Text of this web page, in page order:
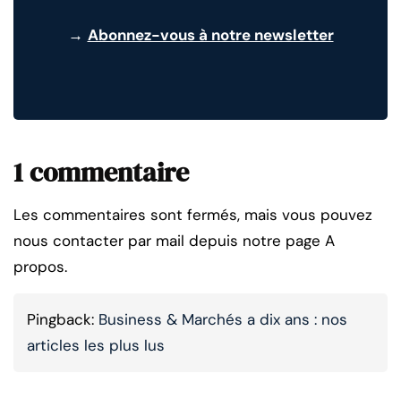
→ Abonnez-vous à notre newsletter
1 commentaire
Les commentaires sont fermés, mais vous pouvez
nous contacter par mail depuis notre page A
propos.
Pingback: Business & Marchés a dix ans : nos
articles les plus lus